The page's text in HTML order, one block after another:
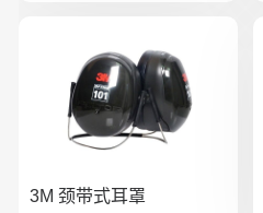
3M 颈带式耳罩